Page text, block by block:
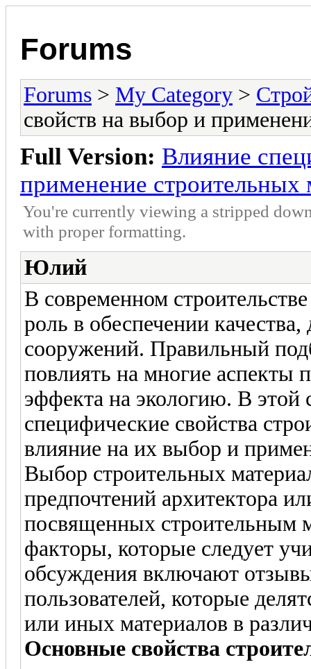
Forums
Forums > My Category >
свойств на выбор и
Full Version: Влияние
применение строительных
You're currently viewing a stripped
with proper formatting.
Юлий
В современном
роль в обеспечении
сооружений. Правильный
повлиять на многие аспекты
эффекта на экологию. В этой
специфические свойства
влияние на их выбор и
Выбор строительных
предпочтений архитектора
посвященных строительным
факторы, которые следует
обсуждения включают
пользователей, которые
или иных материалов в
Основные свойства